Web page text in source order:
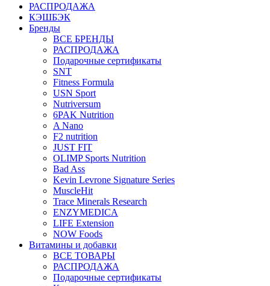
РАСПРОДАЖА
КЭШБЭК
Бренды
ВСЕ БРЕНДЫ
РАСПРОДАЖА
Подарочные сертификаты
SNT
Fitness Formula
USN Sport
Nutriversum
6PAK Nutrition
A Nano
F2 nutrition
JUST FIT
OLIMP Sports Nutrition
Bad Ass
Kevin Levrone Signature Series
MuscleHit
Trace Minerals Research
ENZYMEDICA
LIFE Extension
NOW Foods
Витамины и добавки
ВСЕ ТОВАРЫ
РАСПРОДАЖА
Подарочные сертификаты